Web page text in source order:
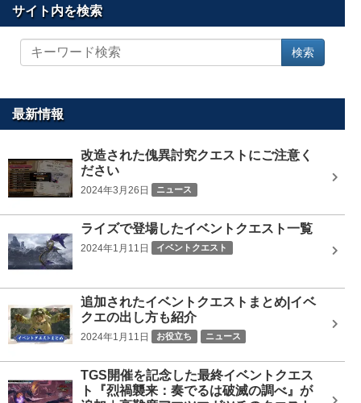
サイト内を検索
イ
を
検索
最新情報
改造された傀異討究クエストにご注意く
ださい
2024年3月26日 ニュース
ライズで登場したイベントクエスト一覧
2024年1月11日 イベントクエスト
追加されたイベントクエストまとめ|イベ
クエの出し方も紹介
2024年1月11日 お役立ち ニュース
TGS開催を記念した最終イベントクエス
ト『烈禍襲来：奏でるは破滅の調べ』が